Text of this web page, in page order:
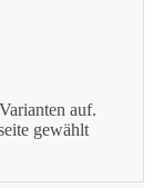
auf.
gewählt